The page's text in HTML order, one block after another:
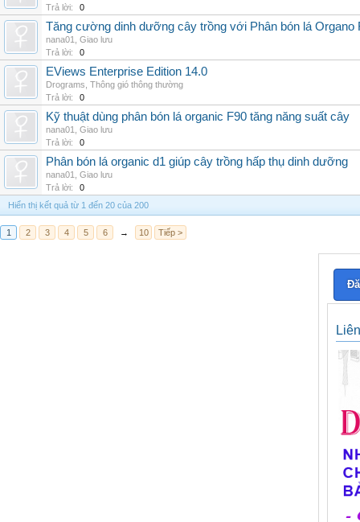
Trả lời:
0
Tăng cường dinh dưỡng cây trồng với Phân bón lá Organo
nana01
Giao lưu
Trả lời:
0
EViews Enterprise Edition 14.0
Drograms Thông gió thông thường
Trả lời:
0
Kỹ thuật dùng phân bón lá organic F90 tăng năng suất cây
nana01
Giao lưu
Trả lời:
0
Phân bón lá organic d1 giúp cây trồng hấp thụ dinh dưỡng
nana01
Giao lưu
Trả lời:
0
Hiển thị kết quả từ 1 đến 20 của 200
1 2 3 4 5 6 → 10 Tiếp >